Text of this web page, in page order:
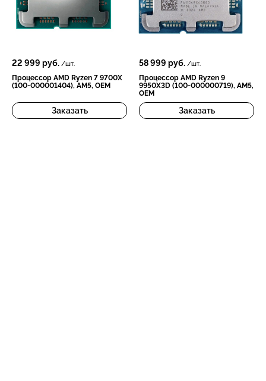
22 999 руб. /шт.
Процессор AMD Ryzen 7 9700X
(100-000001404), AM5, OEM
Заказать
58 999 руб. /шт.
Процессор AMD Ryzen 9
9950X3D (100-000000719), AM5,
OEM
Заказать